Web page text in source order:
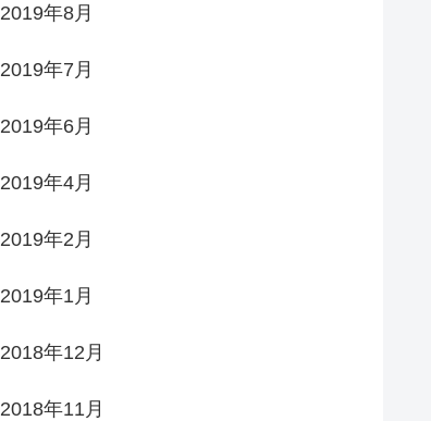
2019年8月
2019年7月
2019年6月
2019年4月
2019年2月
2019年1月
2018年12月
2018年11月